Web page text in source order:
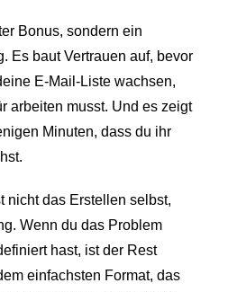
Bonus, sondern ein
Es baut Vertrauen auf, bevor
E-Mail-Liste wachsen,
arbeiten musst. Und es zeigt
Minuten, dass du ihr
nicht das Erstellen selbst,
Wenn du das Problem
hast, ist der Rest
einfachsten Format, das